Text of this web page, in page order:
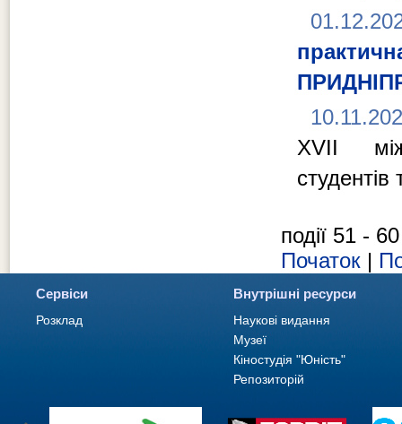
XVІІ
події 51 -
Початок |
Сервіси
Розклад
Внутрішні ресурси
Наукові видання
Музеї
Кіностудія "Юність"
Репозиторій